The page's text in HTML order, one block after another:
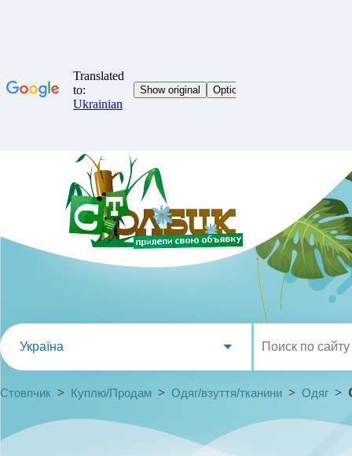
Україна
Стовпчик > Куплю/Продам > Одяг/взуття/тканини > Одяг >